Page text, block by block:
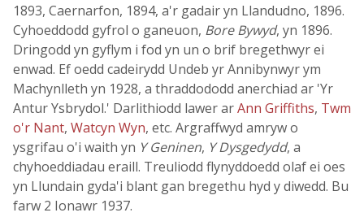
1893, Caernarfon, 1894, a'r gadair yn Llandudno, 1896.
Cyhoeddodd gyfrol o ganeuon, Bore Bywyd, yn 1896.
Dringodd yn gyflym i fod yn un o brif bregethwyr ei
enwad. Ef oedd cadeirydd Undeb yr Annibynwyr ym
Machynlleth yn 1928, a thraddododd anerchiad ar 'Yr
Antur Ysbrydol.' Darlithiodd lawer arAnn Griffiths, Twm
o'r Nant, Watcyn Wyn, etc. Argraffwyd amryw o
ysgrifau o'i waith yn Y Geninen, Y Dysgedydd, a
chyhoeddiadau eraill. Treuliodd flynyddoedd olaf ei oes
yn Llundain gyda'i blant gan bregethu hyd y diwedd. Bu
farw 2 Ionawr 1937.